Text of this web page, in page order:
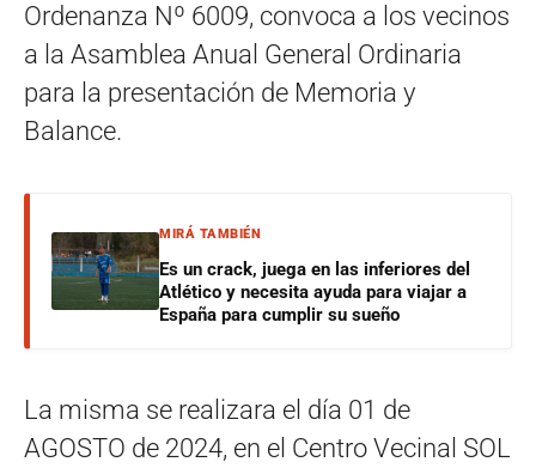
Ordenanza Nº 6009, convoca a los vecinos
a la Asamblea Anual General Ordinaria
para la presentación de Memoria y
Balance.
MIRÁ TAMBIÉN
Es un crack, juega en las inferiores del
Atlético y necesita ayuda para viajar a
España para cumplir su sueño
La misma se realizara el día 01 de
AGOSTO de 2024, en el Centro Vecinal SOL